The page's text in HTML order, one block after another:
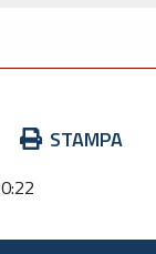
STAMPA